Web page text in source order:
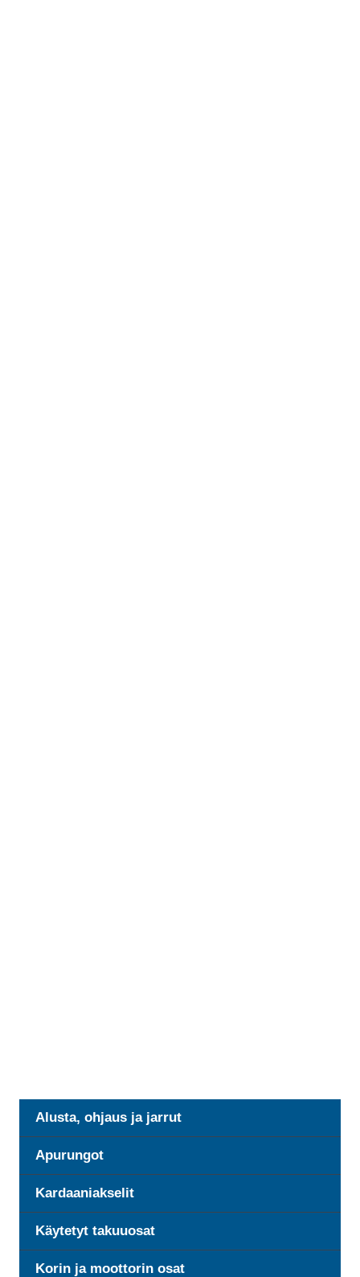
Alusta, ohjaus ja jarrut
Apurungot
Kardaaniakselit
Käytetyt takuuosat
Korin ja moottorin osat